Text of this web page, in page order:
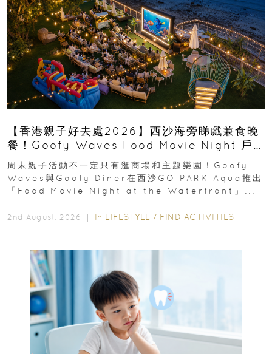
【香港親子好去處2026】西沙海旁睇戲兼食晚
餐！Goofy Waves Food Movie Night 戶
外影院逢週末登場
周末親子活動不一定只有逛商場和主題樂園！Goofy
Waves與Goofy Diner在西沙GO PARK Aqua推出
「Food Movie Night at the Waterfront」...
2nd August, 2026 ｜ In LIFESTYLE / FIND ACTIVITIES